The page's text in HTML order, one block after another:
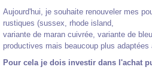
Aujourd'hui, je souhaite renouveler mes
rustiques (sussex, rhode island,
variante de maran cuivrée, variante de
productives mais beaucoup plus
Pour cela je dois investir dans l'achat